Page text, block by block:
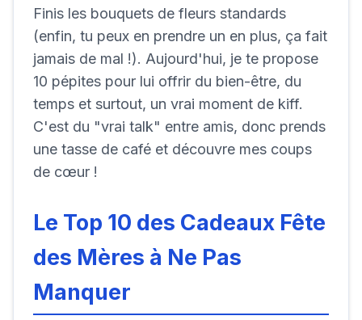
Finis les bouquets de fleurs standards
(enfin, tu peux en prendre un en plus, ça fait
jamais de mal !). Aujourd'hui, je te propose
10 pépites pour lui offrir du bien-être, du
temps et surtout, un vrai moment de kiff.
C'est du "vrai talk" entre amis, donc prends
une tasse de café et découvre mes coups
de cœur !
Le Top 10 des Cadeaux Fête
des Mères à Ne Pas
Manquer